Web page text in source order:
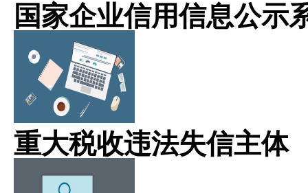
国家企业信用信息公示
重大税收违法失信主体